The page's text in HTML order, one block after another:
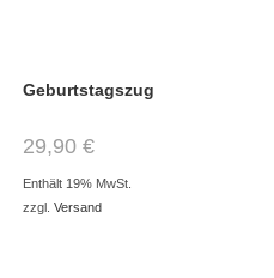
Geburtstagszug
29,90 €
Enthält 19% MwSt.
zzgl. Versand